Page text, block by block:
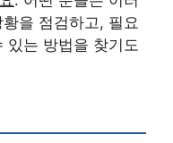
을 점검하고, 필요
있는 방법을 찾기도